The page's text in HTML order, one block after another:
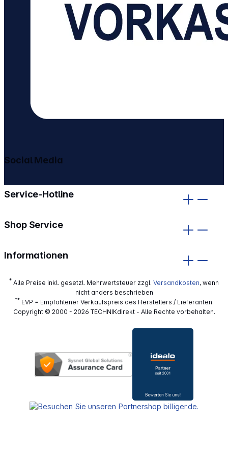
Service-Hotline
Shop Service
Informationen
Social Media
* Alle Preise inkl. gesetzl. Mehrwertsteuer zzgl. Versandkosten, wenn
nicht anders beschrieben
**EVP = Empfohlener Verkaufspreis des Herstellers / Lieferanten.
Copyright © 2000 - 2026 TECHNIKdirekt - Alle Rechte vorbehalten.